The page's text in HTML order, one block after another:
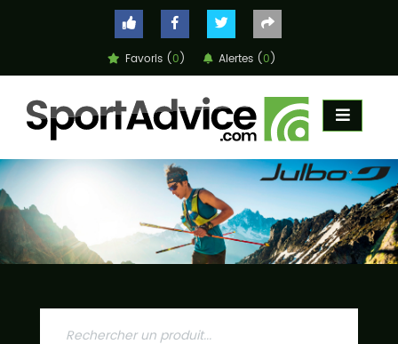
Favoris (0) Alertes (0)
COMPARATEUR
CONSEILS
CONTACT